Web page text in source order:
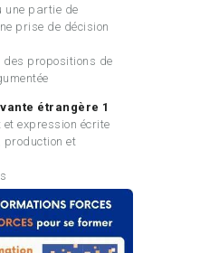
une partie de
prise de décision
des propositions de
étrangère 1
et expression écrite
production et